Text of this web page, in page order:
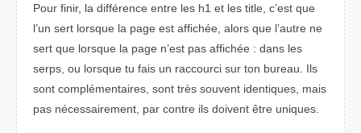
Pour finir, la différence entre les h1 et les title, c’est que
l’un sert lorsque la page est affichée, alors que l’autre ne
sert que lorsque la page n’est pas affichée : dans les
serps, ou lorsque tu fais un raccourci sur ton bureau. Ils
sont complémentaires, sont très souvent identiques, mais
pas nécessairement, par contre ils doivent être uniques.